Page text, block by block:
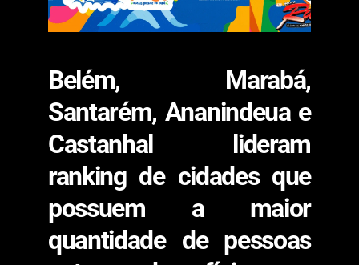
Belém, Marabá,
Santarém, Ananindeua e
Castanhal lideram
ranking de cidades que
possuem a maior
quantidade de pessoas